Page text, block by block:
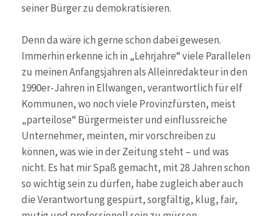
seiner Bürger zu demokratisieren.
Denn da wäre ich gerne schon dabei gewesen.
Immerhin erkenne ich in „Lehrjahre“ viele Parallelen
zu meinen Anfangsjahren als Alleinredakteur in den
1990er-Jahren in Ellwangen, verantwortlich für elf
Kommunen, wo noch viele Provinzfürsten, meist
„parteilose“ Bürgermeister und einflussreiche
Unternehmer, meinten, mir vorschreiben zu
können, was wie in der Zeitung steht – und was
nicht. Es hat mir Spaß gemacht, mit 28 Jahren schon
so wichtig sein zu dürfen, habe zugleich aber auch
die Verantwortung gespürt, sorgfältig, klug, fair,